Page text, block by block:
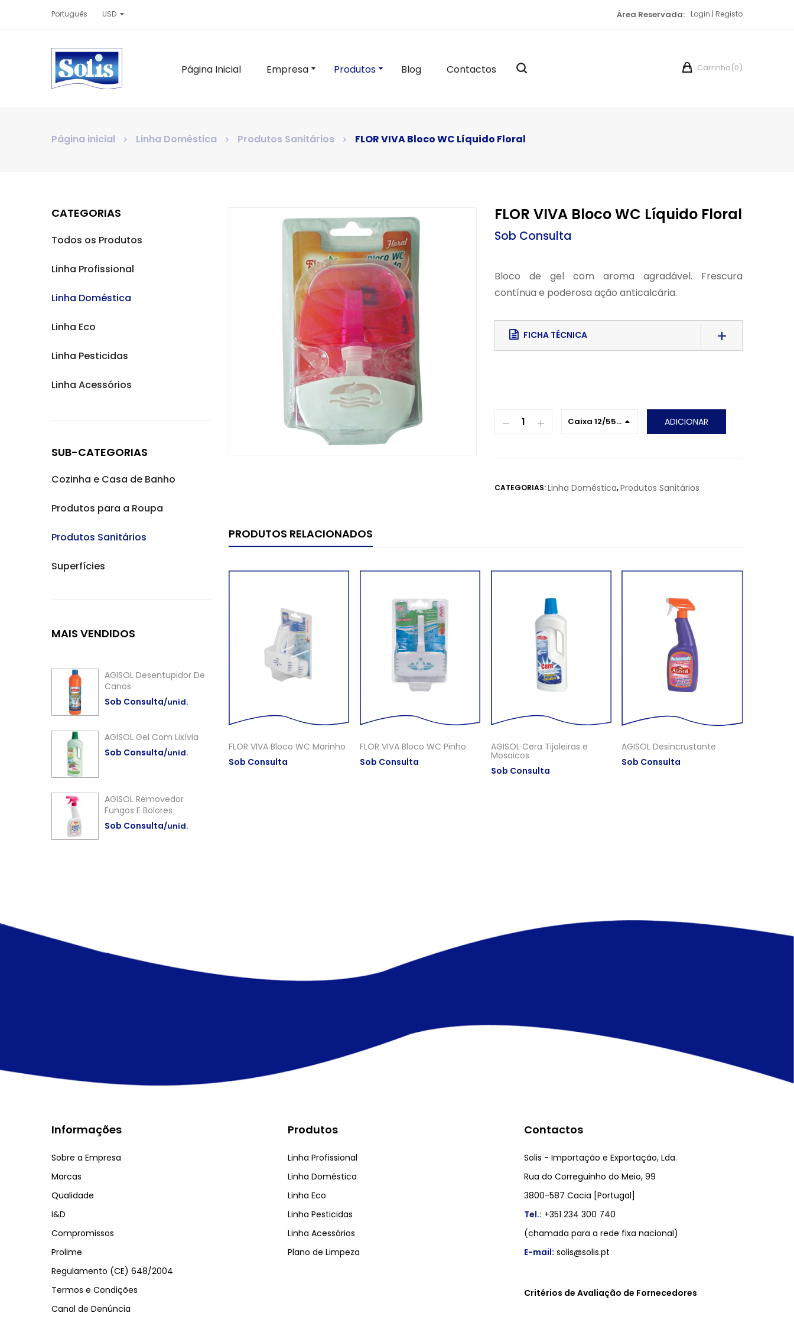
Português USD Área Reservada: Login Registo
Página Inicial Empresa Produtos Blog Contactos Carrinho(0)
Página inicial Linha Doméstica Produtos Sanitários FLOR VIVA Bloco WC Líquido Floral
CATEGORIAS
Todos os Produtos
Linha Profissional
Linha Doméstica
Linha Eco
Linha Pesticidas
Linha Acessórios
SUB-CATEGORIAS
Cozinha e Casa de Banho
Produtos para a Roupa
Produtos Sanitários
Superfícies
MAIS VENDIDOS
AGISOL Desentupidor De
Canos
Sob Consulta/unid.
AGISOL Gel Com Lixívia
Sob Consulta/unid.
AGISOL Removedor
Fungos E Bolores
Sob Consulta/unid.
FLOR VIVA Bloco WC Líquido Floral
Sob Consulta
Bloco de gel com aroma agradável. Frescura
contínua e poderosa ação anticalcária.
FICHA TÉCNICA
Caixa 12/55 ADICIONAR
CATEGORIAS:Linha Doméstica,Produtos Sanitários
PRODUTOS RELACIONADOS
FLOR VIVA Bloco WC Marinho
Sob Consulta
FLOR VIVA Bloco WC Pinho
Sob Consulta
AGISOL Cera Tijoleiras e
Mosaicos
Sob Consulta
AGISOL Desincrustante
Sob Consulta
Informações
Sobre a Empresa
Marcas
Qualidade
I&D
Compromissos
Prolime
Regulamento (CE) 648/2004
Termos e Condições
Canal de Denúncia
Produtos
Linha Profissional
Linha Doméstica
Linha Eco
Linha Pesticidas
Linha Acessórios
Plano de Limpeza
Contactos
Solis - Importação e Exportação, Lda.
Rua do Correguinho do Meio, 99
3800-587 Cacia [Portugal]
Tel.: +351 234 300 740
(chamada para a rede fixa nacional)
E-mail: solis@solis.pt
Critérios de Avaliação de Fornecedores